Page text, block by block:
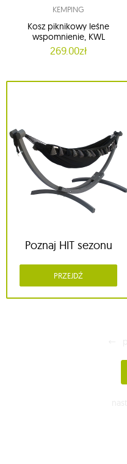
KEMPING
Kosz piknikowy leśne
wspomnienie, KWL
269.00zł
Poznaj HIT sezonu
PRZEJDŹ